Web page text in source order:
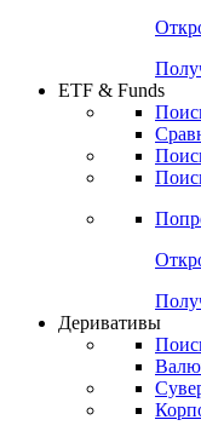
ETF & Funds
Деривативы